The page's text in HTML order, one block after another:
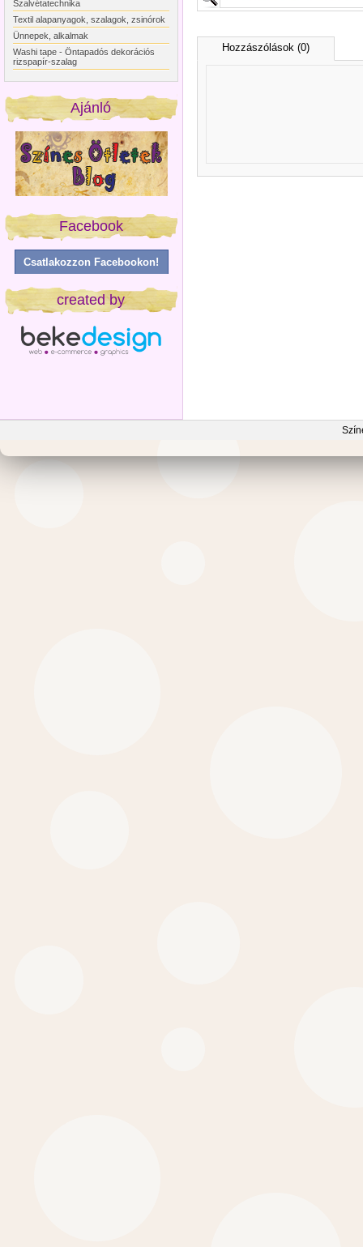
Szalvétatechnika
Textil alapanyagok, szalagok, zsinórok
Ünnepek, alkalmak
Washi tape - Öntapadós dekorációs
rizspapír-szalag
Ajánló
Facebook
Csatlakozzon Facebookon!
created by
Hozzászólások (0)